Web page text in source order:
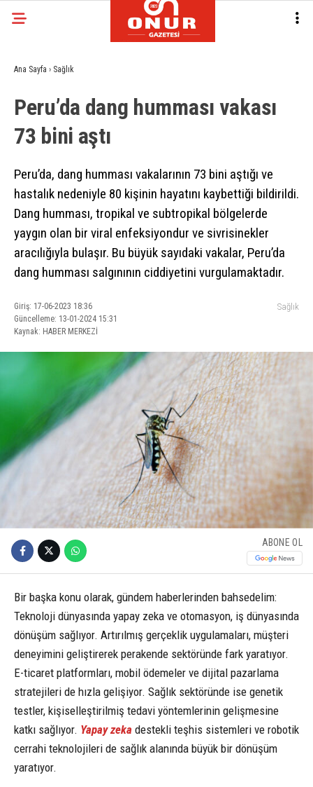
Ana Sayfa › Sağlık
Peru’da dang humması vakası
73 bini aştı
Peru’da, dang humması vakalarının 73 bini aştığı ve
hastalık nedeniyle 80 kişinin hayatını kaybettiği bildirildi.
Dang humması, tropikal ve subtropikal bölgelerde
yaygın olan bir viral enfeksiyondur ve sivrisinekler
aracılığıyla bulaşır. Bu büyük sayıdaki vakalar, Peru’da
dang humması salgınının ciddiyetini vurgulamaktadır.
Giriş: 17-06-2023 18:36
Güncelleme: 13-01-2024 15:31
Kaynak: HABER MERKEZİ
Sağlık
ABONE OL
Bir başka konu olarak, gündem haberlerinden bahsedelim:
Teknoloji dünyasında yapay zeka ve otomasyon, iş dünyasında
dönüşüm sağlıyor. Artırılmış gerçeklik uygulamaları, müşteri
deneyimini geliştirerek perakende sektöründe fark yaratıyor.
E-ticaret platformları, mobil ödemeler ve dijital pazarlama
stratejileri de hızla gelişiyor. Sağlık sektöründe ise genetik
testler, kişiselleştirilmiş tedavi yöntemlerinin gelişmesine
katkı sağlıyor. Yapay zeka destekli teşhis sistemleri ve robotik
cerrahi teknolojileri de sağlık alanında büyük bir dönüşüm
yaratıyor.